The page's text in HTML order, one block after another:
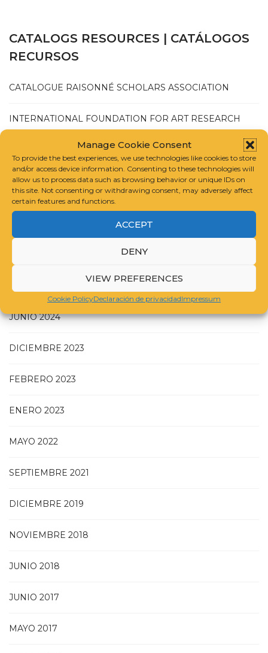
Manage Cookie Consent
To provide the best experiences, we use technologies like cookies to store
and/or access device information. Consenting to these technologies will
allow us to process data such as browsing behavior or unique IDs on
this site. Not consenting or withdrawing consent, may adversely affect
certain features and functions.
ACCEPT
DENY
VIEW PREFERENCES
Cookie PolicyDeclaración de privacidadImpressum
CATALOGS RESOURCES | CATÁLOGOS
RECURSOS
CATALOGUE RAISONNÉ SCHOLARS ASSOCIATION
INTERNATIONAL FOUNDATION FOR ART RESEARCH
GUIDELINES FOR COMPILING A CATALOGUE RAISONNÉ
JUNIO 2024
DICIEMBRE 2023
FEBRERO 2023
ENERO 2023
MAYO 2022
SEPTIEMBRE 2021
DICIEMBRE 2019
NOVIEMBRE 2018
JUNIO 2018
JUNIO 2017
MAYO 2017